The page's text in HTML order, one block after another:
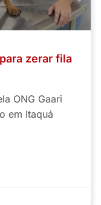
zerar fila
ONG Gaari
em Itaquá